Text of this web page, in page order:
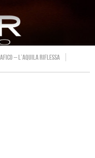
– L’AQUILA RIFLESSA